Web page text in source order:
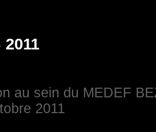
2011
au sein du MEDEF
2011